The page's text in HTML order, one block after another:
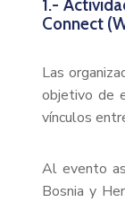
1.-
Connect
Las
objetivo de
vínculos
Al evento
Bosnia y